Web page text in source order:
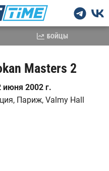
Masters 2
июня 2002 г.
Париж, Valmy Hall
БОЙЦЫ